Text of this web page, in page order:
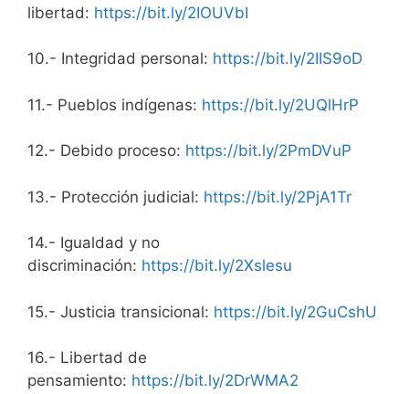
libertad: https://bit.ly/2IOUVbI
10.- Integridad personal: https://bit.ly/2IIS9oD
11.- Pueblos indígenas: https://bit.ly/2UQlHrP
12.- Debido proceso: https://bit.ly/2PmDVuP
13.- Protección judicial: https://bit.ly/2PjA1Tr
14.- Igualdad y no
discriminación: https://bit.ly/2Xslesu
15.- Justicia transicional: https://bit.ly/2GuCshU
16.- Libertad de
pensamiento: https://bit.ly/2DrWMA2